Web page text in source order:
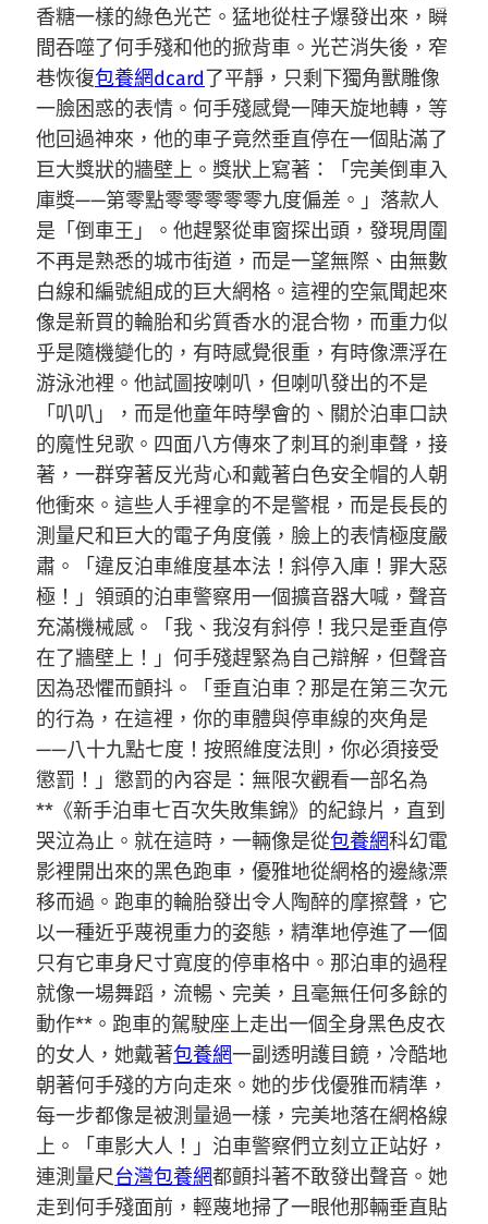
香糖一樣的綠色光芒。猛地從柱子爆發出來，瞬
間吞噬了何手殘和他的掀背車。光芒消失後，窄
巷恢復包養網dcard了平靜，只剩下獨角獸雕像
一臉困惑的表情。何手殘感覺一陣天旋地轉，等
他回過神來，他的車子竟然垂直停在一個貼滿了
巨大獎狀的牆壁上。獎狀上寫著：「完美倒車入
庫獎——第零點零零零零零九度偏差。」落款人
是「倒車王」。他趕緊從車窗探出頭，發現周圍
不再是熟悉的城市街道，而是一望無際、由無數
白線和編號組成的巨大網格。這裡的空氣聞起來
像是新買的輪胎和劣質香水的混合物，而重力似
乎是隨機變化的，有時感覺很重，有時像漂浮在
游泳池裡。他試圖按喇叭，但喇叭發出的不是
「叭叭」，而是他童年時學會的、關於泊車口訣
的魔性兒歌。四面八方傳來了刺耳的剎車聲，接
著，一群穿著反光背心和戴著白色安全帽的人朝
他衝來。這些人手裡拿的不是警棍，而是長長的
測量尺和巨大的電子角度儀，臉上的表情極度嚴
肅。「違反泊車維度基本法！斜停入庫！罪大惡
極！」領頭的泊車警察用一個擴音器大喊，聲音
充滿機械感。「我、我沒有斜停！我只是垂直停
在了牆壁上！」何手殘趕緊為自己辯解，但聲音
因為恐懼而顫抖。「垂直泊車？那是在第三次元
的行為，在這裡，你的車體與停車線的夾角是
——八十九點七度！按照維度法則，你必須接受
懲罰！」懲罰的內容是：無限次觀看一部名為
**《新手泊車七百次失敗集錦》的紀錄片，直到
哭泣為止。就在這時，一輛像是從包養網科幻電
影裡開出來的黑色跑車，優雅地從網格的邊緣漂
移而過。跑車的輪胎發出令人陶醉的摩擦聲，它
以一種近乎蔑視重力的姿態，精準地停進了一個
只有它車身尺寸寬度的停車格中。那泊車的過程
就像一場舞蹈，流暢、完美，且毫無任何多餘的
動作**。跑車的駕駛座上走出一個全身黑色皮衣
的女人，她戴著包養網一副透明護目鏡，冷酷地
朝著何手殘的方向走來。她的步伐優雅而精準，
每一步都像是被測量過一樣，完美地落在網格線
上。「車影大人！」泊車警察們立刻立正站好，
連測量尺台灣包養網都顫抖著不敢發出聲音。她
走到何手殘面前，輕蔑地掃了一眼他那輛垂直貼